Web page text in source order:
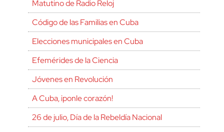
Matutino de Radio Reloj
Código de las Familias en Cuba
Elecciones municipales en Cuba
Efemérides de la Ciencia
Jóvenes en Revolución
A Cuba, ¡ponle corazón!
26 de julio, Día de la Rebeldía Nacional